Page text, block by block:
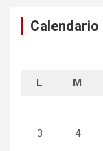
Calendario
L M
3 4